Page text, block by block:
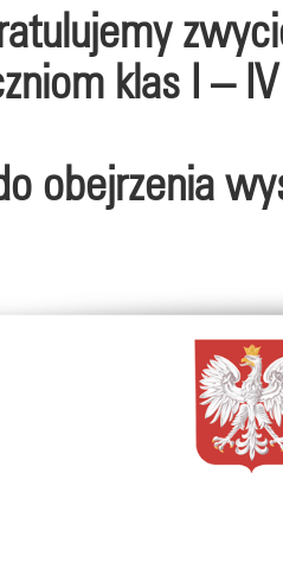
klas I –
obejrzenia